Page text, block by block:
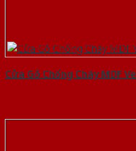
Cửa Gỗ Chống Cháy MDF